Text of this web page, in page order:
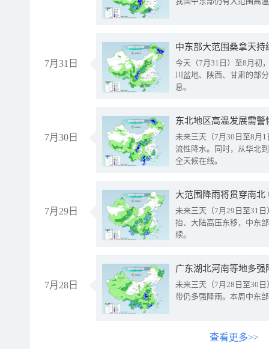
7月31日
中东部大范围桑拿天
今天（7月31日）至8月初
川盆地、陕西、甘肃的部
息。
7月30日
东北地区高温发展需
未来三天（7月30日至8月
流性降水。同时，从华北
全天候在线。
7月29日
大范围降雨将贯穿南
未来三天（7月29日至31
抬、大陆高压东移，中东
续。
7月28日
广东湖北河南等地多
未来三天（7月28日至30
带仍多强降雨。本周中东
查看更多>>